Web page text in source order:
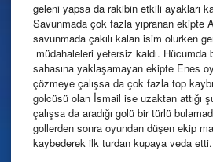
geleni yapsa da rakibin etkili ayakları
Savunmada çok fazla yıpranan ekipte
savunmada çakılı kalan isim olurken
müdahaleleri yetersiz kaldı. Hücumda
sahasına yaklaşamayan ekipte Enes
çözmeye çalışsa da çok fazla top
golcüsü olan İsmail ise uzaktan attığı
çalışsa da aradığı golü bir türlü
gollerden sonra oyundan düşen ekip
kaybederek ilk turdan kupaya veda etti.